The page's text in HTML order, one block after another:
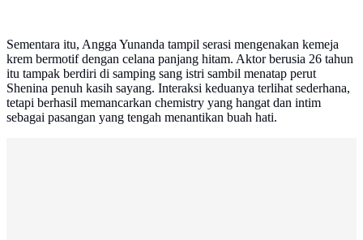
Sementara itu, Angga Yunanda tampil serasi mengenakan kemeja
krem bermotif dengan celana panjang hitam. Aktor berusia 26 tahun
itu tampak berdiri di samping sang istri sambil menatap perut
Shenina penuh kasih sayang. Interaksi keduanya terlihat sederhana,
tetapi berhasil memancarkan chemistry yang hangat dan intim
sebagai pasangan yang tengah menantikan buah hati.